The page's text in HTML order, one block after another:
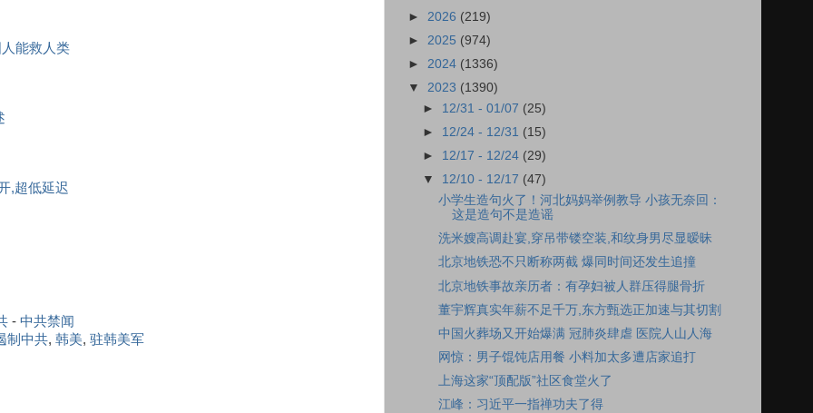
能救人类
,超低延迟
- 中共禁闻
制中共, 韩美, 驻韩美军
► 2026 (219)
► 2025 (974)
► 2024 (1336)
▼ 2023 (1390)
► 12/31 - 01/07 (25)
► 12/24 - 12/31 (15)
► 12/17 - 12/24 (29)
▼ 12/10 - 12/17 (47)
小学生造句火了！河北妈妈举例教导 小孩无奈回：
这是造句不是造谣
洗米嫂高调赴宴,穿吊带镂空装,和纹身男尽显暧昧
北京地铁恐不只断称两截 爆同时间还发生追撞
北京地铁事故亲历者：有孕妇被人群压得腿骨折
董宇辉真实年薪不足千万,东方甄选正加速与其切割
中国火葬场又开始爆满 冠肺炎肆虐 医院人山人海
网惊：男子馄饨店用餐 小料加太多遭店家追打
上海这家“顶配版”社区食堂火了
江峰：习近平一指禅功夫了得